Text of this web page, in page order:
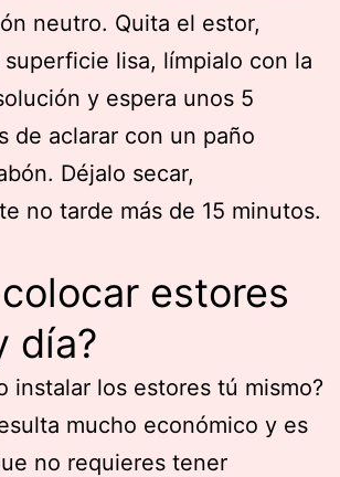
neutro. Quita el estor,
lisa, límpialo con la
y espera unos 5
de aclarar con un paño
Déjalo secar,
no tarde más de 15 minutos.
estores
día?
instalar los estores tú mismo?
mucho económico y es
no requieres tener